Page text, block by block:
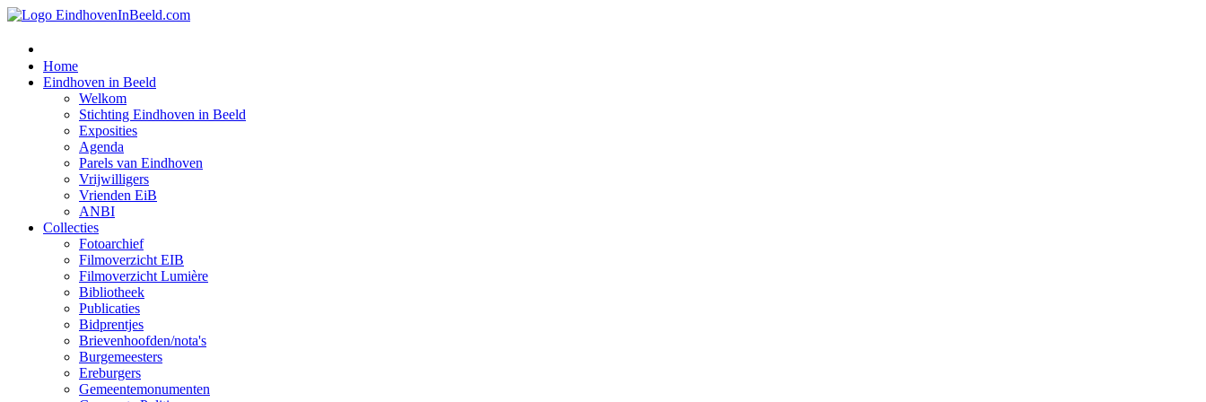
Home
Eindhoven in Beeld
Welkom
Stichting Eindhoven in Beeld
Exposities
Agenda
Parels van Eindhoven
Vrijwilligers
Vrienden EiB
ANBI
Collecties
Fotoarchief
Filmoverzicht EIB
Filmoverzicht Lumière
Bibliotheek
Publicaties
Bidprentjes
Brievenhoofden/nota's
Burgemeesters
Ereburgers
Gemeentemonumenten